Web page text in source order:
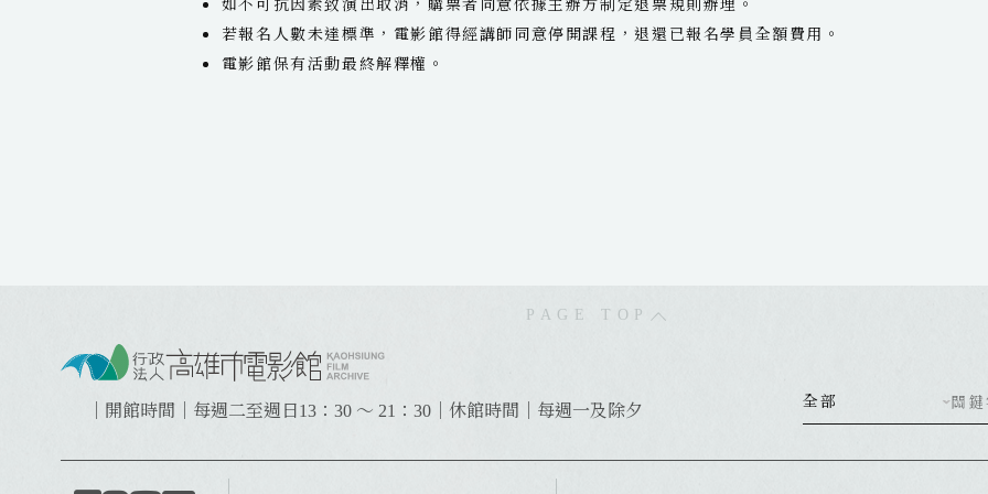
如不可抗因素致演出取消，購票者同意依據主辦方制定退票規則辦理。
若報名人數未達標準，電影館得經講師同意停開課程，退還已報名學員全額費用。
電影館保有活動最終解釋權。
｜開館時間｜每週二至週日13：30 ～ 21：30 ｜休館時間｜每週一及除夕 全部 關
PAGE TOP